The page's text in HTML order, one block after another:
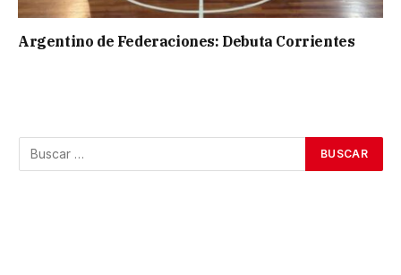
Argentino de Federaciones: Debuta Corrientes